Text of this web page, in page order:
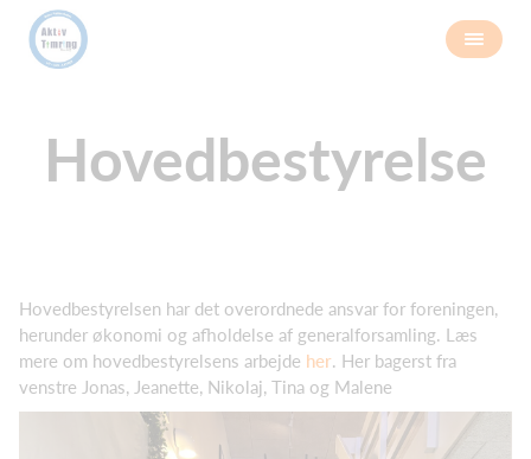
Hovedbestyrelse
Hovedbestyrelsen har det overordnede ansvar for foreningen,
herunder økonomi og afholdelse af generalforsamling. Læs
mere om hovedbestyrelsens arbejde her. Her bagerst fra
venstre Jonas, Jeanette, Nikolaj, Tina og Malene